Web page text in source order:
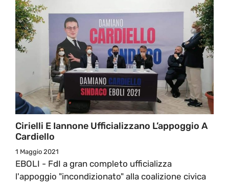
Cirielli E Iannone Ufficializzano L’appoggio A
Cardiello
1 Maggio 2021
EBOLI - FdI a gran completo ufficializza
l'appoggio "incondizionato" alla coalizione civica